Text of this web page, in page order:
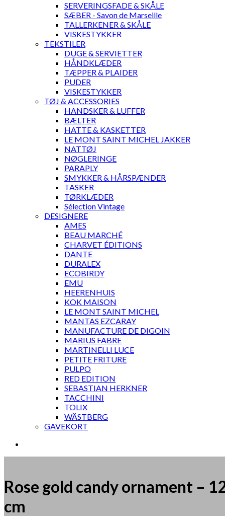
SERVERINGSFADE & SKÅLE
SÆBER - Savon de Marseille
TALLERKENER & SKÅLE
VISKESTYKKER
TEKSTILER
DUGE & SERVIETTER
HÅNDKLÆDER
TÆPPER & PLAIDER
PUDER
VISKESTYKKER
TØJ & ACCESSORIES
HANDSKER & LUFFER
BÆLTER
HATTE & KASKETTER
LE MONT SAINT MICHEL JAKKER
NATTØJ
NØGLERINGE
PARAPLY
SMYKKER & HÅRSPÆNDER
TASKER
TØRKLÆDER
Sélection Vintage
DESIGNERE
AMES
BEAU MARCHÉ
CHARVET ÉDITIONS
DANTE
DURALEX
ECOBIRDY
EMU
HEERENHUIS
KOK MAISON
LE MONT SAINT MICHEL
MANTAS EZCARAY
MANUFACTURE DE DIGOIN
MARIUS FABRE
MARTINELLI LUCE
PETITE FRITURE
PULPO
RED EDITION
SEBASTIAN HERKNER
TACCHINI
TOLIX
WÄSTBERG
GAVEKORT
Rose gold candy ornament –
cm